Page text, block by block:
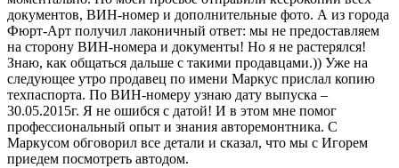
документов, ВИН-номер и дополнительные фото. А из города
Фюрт-Арт получил лаконичный ответ: мы не предоставляем
на сторону ВИН-номера и документы! Но я не растерялся!
Знаю, как общаться дальше с такими продавцами.)) Уже на
следующее утро продавец по имени Маркус прислал копию
техпаспорта. По ВИН-номеру узнаю дату выпуска –
30.05.2015г. Я не ошибся с датой! И в этом мне помог
профессиональный опыт и знания авторемонтника. С
Маркусом обговорил все детали и сказал, что мы с Игорем
приедем посмотреть автодом.